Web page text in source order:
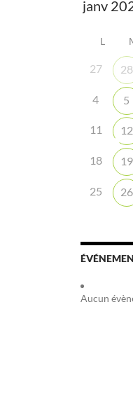
L
27 28
4 5
11 12
18 19
25 26
Aucun